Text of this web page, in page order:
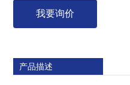
我要询价
产品描述